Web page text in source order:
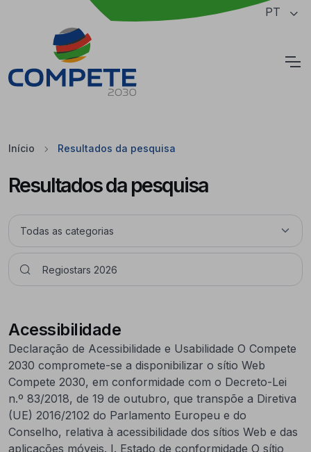
Saltar para o conteúdo principal da página PT
Início Resultados da pesquisa
Resultados da pesquisa
Acessibilidade
Declaração de Acessibilidade e Usabilidade O Compete
2030 compromete-se a disponibilizar o sítio Web
Compete 2030, em conformidade com o Decreto-Lei
n.º 83/2018, de 19 de outubro, que transpõe a Diretiva
(UE) 2016/2102 do Parlamento Europeu e do
Conselho, relativa à acessibilidade dos sítios Web e das
aplicações móveis. I. Estado de conformidade O sítio